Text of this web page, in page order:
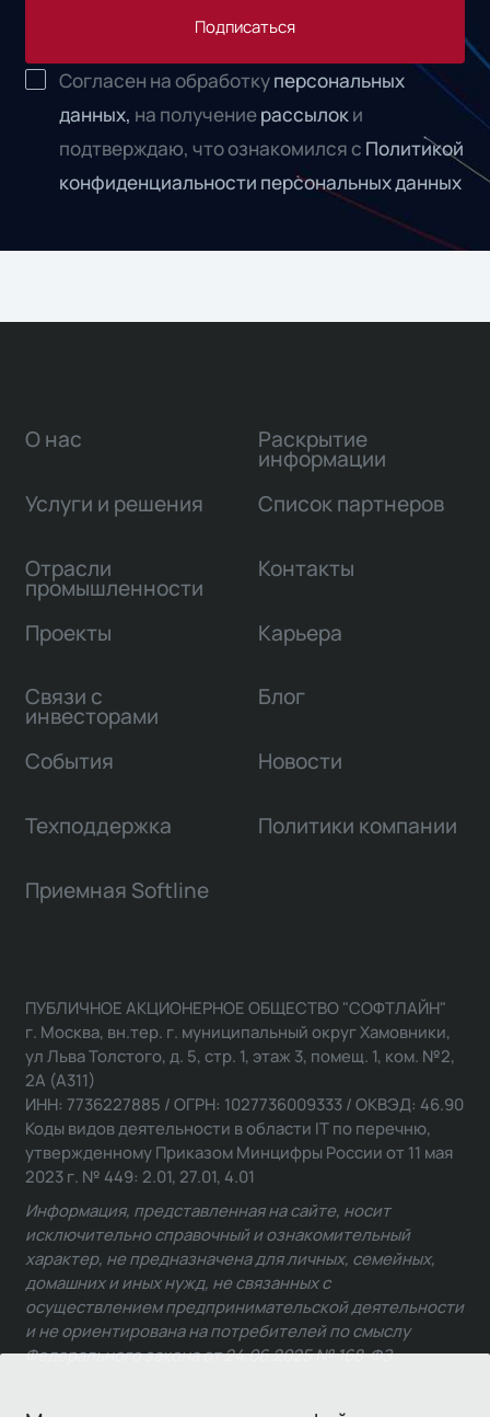
Подписаться
Согласен на обработкуперсональных
данных, на получениерассылоки
подтверждаю, что ознакомился с Политикой
конфиденциальности персональных данных
О нас
Услуги и решения
Отрасли
промышленности
Проекты
Связи с
инвесторами
Раскрытие
информации
Список партнеров
Контакты
Карьера
Блог
События Новости
Техподдержка Политики компании
Приемная Softline
ПУБЛИЧНОЕ АКЦИОНЕРНОЕ ОБЩЕСТВО "СОФТЛАЙН"
г. Москва, вн.тер. г. муниципальный округ Хамовники,
ул Льва Толстого, д. 5, стр. 1, этаж 3, помещ. 1, ком. №2,
2А (А311)
ИНН: 7736227885 / ОГРН: 1027736009333 / ОКВЭД: 46.90
Коды видов деятельности в области IT по перечню,
утвержденному Приказом Минцифры России от 11 мая
2023 г. № 449: 2.01, 27.01, 4.01
Информация, представленная на сайте, носит
исключительно справочный и ознакомительный
характер, не предназначена для личных, семейных,
домашних и иных нужд, не связанных с
осуществлением предпринимательской деятельности
и не ориентирована на потребителей по смыслу
Федерального закона от 24.06.2025 № 168-ФЗ.